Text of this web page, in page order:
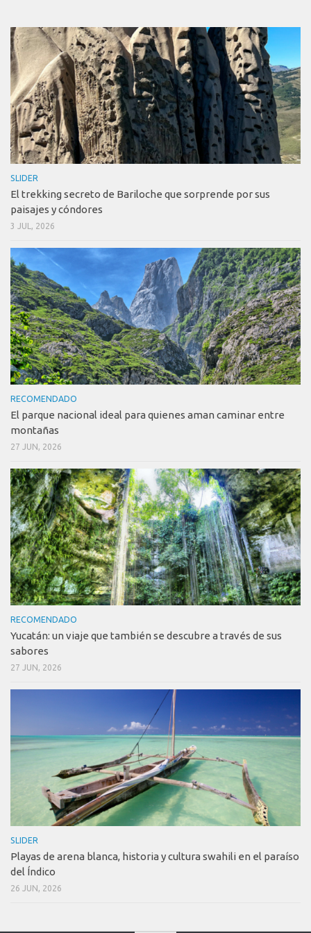
SLIDER
El trekking secreto de Bariloche que sorprende por sus
paisajes y cóndores
3 JUL, 2026
RECOMENDADO
El parque nacional ideal para quienes aman caminar entre
montañas
27 JUN, 2026
RECOMENDADO
Yucatán: un viaje que también se descubre a través de sus
sabores
27 JUN, 2026
SLIDER
Playas de arena blanca, historia y cultura swahili en el paraíso
del Índico
26 JUN, 2026